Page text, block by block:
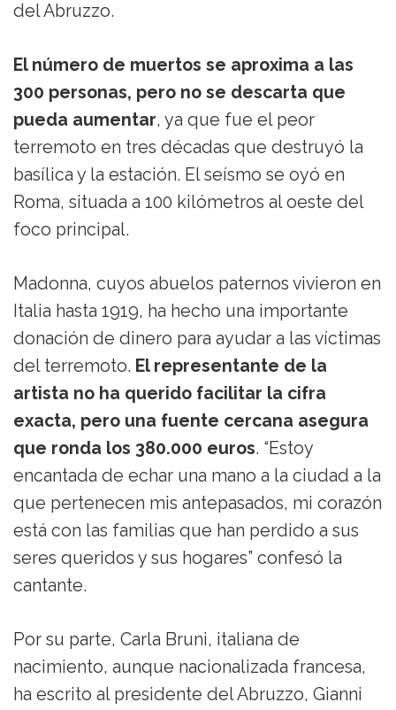
del Abruzzo.
El número de muertos se aproxima a las
300 personas, pero no se descarta que
pueda aumentar, ya que fue el peor
terremoto en tres décadas que destruyó la
basílica y la estación. El seísmo se oyó en
Roma, situada a 100 kilómetros al oeste del
foco principal.
Madonna, cuyos abuelos paternos vivieron en
Italia hasta 1919, ha hecho una importante
donación de dinero para ayudar a las víctimas
del terremoto. El representante de la
artista no ha querido facilitar la cifra
exacta, pero una fuente cercana asegura
que ronda los 380.000 euros. “Estoy
encantada de echar una mano a la ciudad a la
que pertenecen mis antepasados, mi corazón
está con las familias que han perdido a sus
seres queridos y sus hogares” confesó la
cantante.
Por su parte, Carla Bruni, italiana de
nacimiento, aunque nacionalizada francesa,
ha escrito al presidente del Abruzzo, Gianni